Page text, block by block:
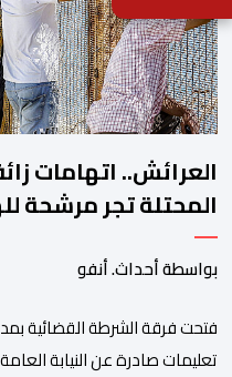
العرائش.. اتهامات
المحتلة تجر مرشحة
القضاء
بواسطة أحداث. أنفو
فتحت فرقة الشرطة القضائية
تعليمات صادرة عن النيابة